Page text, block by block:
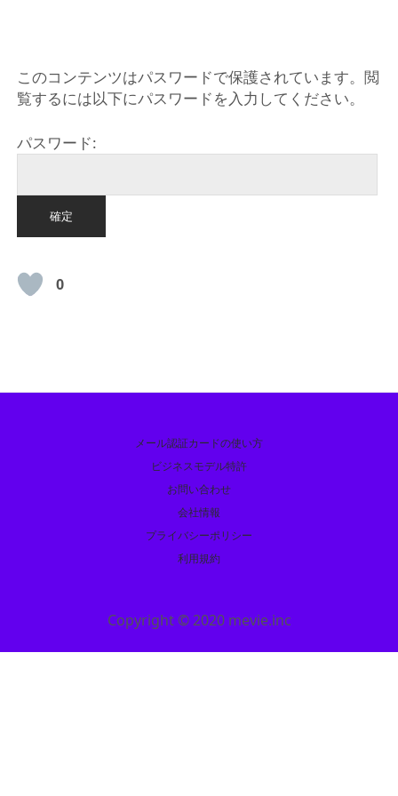
このコンテンツはパスワードで保護されています。閲
覧するには以下にパスワードを入力してください。
パスワード:
0
メール認証カードの使い方
ビジネスモデル特許
お問い合わせ
会社情報
プライバシーポリシー
利用規約
Copyright © 2020 mevie.inc